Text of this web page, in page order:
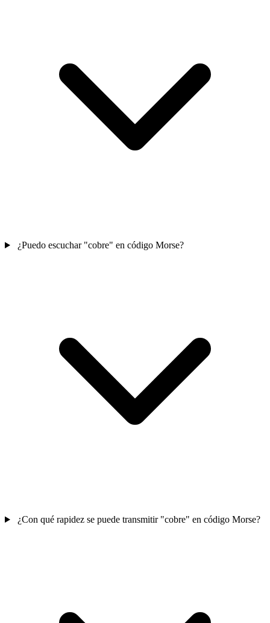
¿Puedo escuchar "cobre" en código Morse?
¿Con qué rapidez se puede transmitir "cobre" en código Morse?